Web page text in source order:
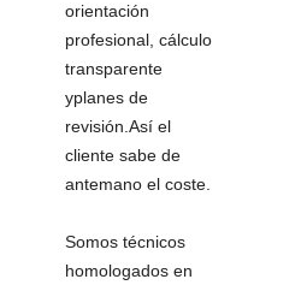
orientación
profesional, cálculo
transparente
yplanes de
revisión.Así el
cliente sabe de
antemano el coste.
Somos técnicos
homologados en